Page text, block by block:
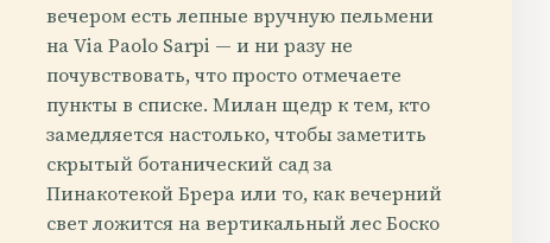
вечером есть лепные вручную пельмени
на Via Paolo Sarpi — и ни разу не
почувствовать, что просто отмечаете
пункты в списке. Милан щедр к тем, кто
замедляется настолько, чтобы заметить
скрытый ботанический сад за
Пинакотекой Брера или то, как вечерний
свет ложится на вертикальный лес Боско